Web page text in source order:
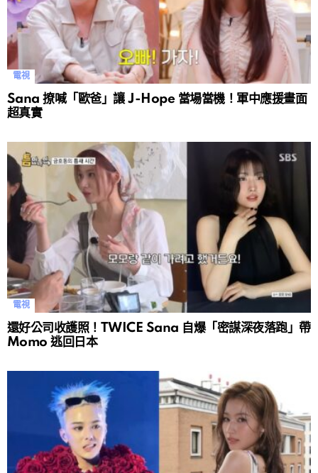
電視
Sana 撩喊「歐爸」讓 J-Hope 當場當機！軍中應援畫面
超真實
電視
還好公司收護照！TWICE Sana 自爆「密謀深夜落跑」帶
Momo 逃回日本